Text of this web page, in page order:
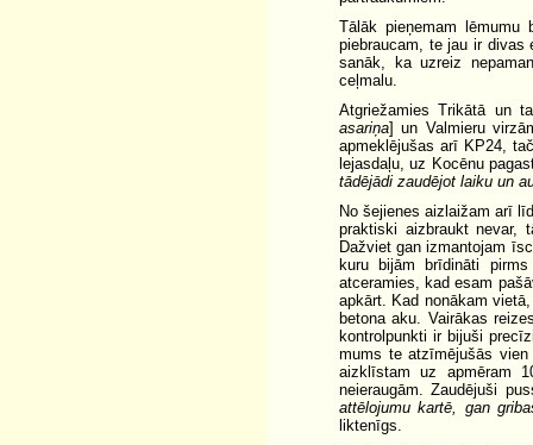
Tālāk pieņemam
piebraucam, te jau ir
sanāk, ka uzreiz
ceļmalu.
Atgriežamies Trikātā un
asariņa] un Valmieru
apmeklējušas arī KP24,
lejasdaļu, uz Kocēnu
tādējādi zaudējot laiku un
No šejienes aizlaižam arī
praktiski aizbraukt nevar,
Dažviet gan izmantojam
kuru bijām brīdināti
atceramies, kad esam
apkārt. Kad nonākam
betona aku. Vairākas
kontrolpunkti ir bijuši
mums te atzīmējušās
aizklīstam uz apmēram
neieraugām. Zaudējuši
attēlojumu kartē, gan
liktenīgs.